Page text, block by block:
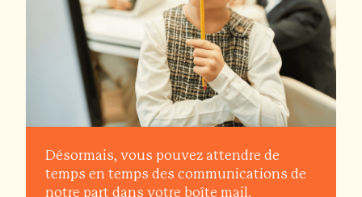
Désormais, vous pouvez attendre de
temps en temps des communications de
notre part dans votre boîte mail.